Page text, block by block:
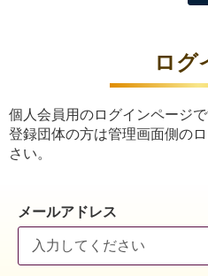
ログ
個人会員用のログインページで
登録団体の方は管理画面側の
さい。
メールアドレス